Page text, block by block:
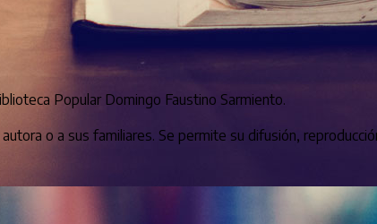
Popular Domingo Faustino Sarmiento.
o a sus familiares. Se permite su difusión,